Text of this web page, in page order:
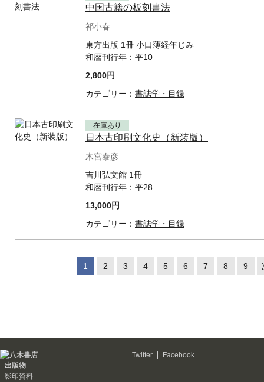
中国古籍の板刻書法
祁小春
東方出版 1冊 小口薄経年じみ
和暦刊行年： 平10
2,800円
カテゴリー： 書誌学・目録
在庫あり
日本古印刷文化史（新装版）
木宮泰彦
吉川弘文館 1冊
和暦刊行年： 平28
13,000円
カテゴリー： 書誌学・目録
1 2 3 4 5 6 7 8 9
Twitter
Facebook
出版物
影印資料